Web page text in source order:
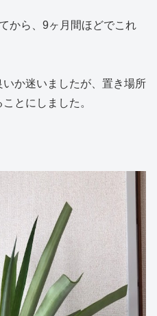
から、9ヶ月間ほどでこれ
か迷いましたが、置き場所
とにしました。